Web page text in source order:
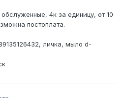
4к за единицу, от 10
постоплата.
личка, мыло d-